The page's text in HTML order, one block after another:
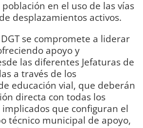
en el uso de las vías
desplazamientos activos.
se compromete a liderar
apoyo y
las diferentes Jefaturas de
a través de los
educación vial, que deberán
directa con todas los
que configuran el
técnico municipal de apoyo,